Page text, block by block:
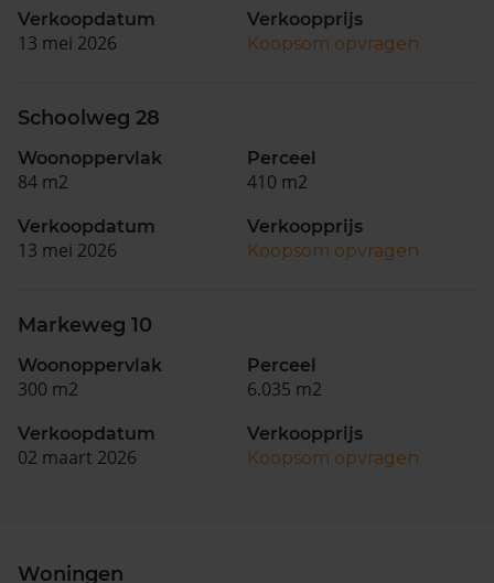
Verkoopdatum
13 mei 2026
Verkoopprijs
Koopsom opvragen
Schoolweg 28
Woonoppervlak
84 m2
Perceel
410 m2
Verkoopdatum
13 mei 2026
Verkoopprijs
Koopsom opvragen
Markeweg 10
Woonoppervlak
300 m2
Perceel
6.035 m2
Verkoopdatum
02 maart 2026
Verkoopprijs
Koopsom opvragen
Woningen